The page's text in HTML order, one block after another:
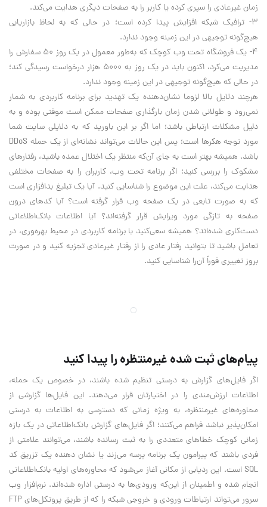
زمان غیرعادی را سپری کرده یا کاربر را به صفحات دیگری هدایت می‌کند.
3- ترافیک شبکه افزایش پیدا کرده است؛ در حالی که به لحاظ بازاریابی
هیچ‌گونه توجیهی در این زمینه وجود ندارد.
4- یک فروشگاه تحت وب کوچک که به‌طور معمول در یک روز 50 سفارش را
مدیریت می‌کرد، اکنون باید در یک روز به 5000 هزار درخواست رسیدگی کند؛
در حالی که هیچ‌گونه توجیهی در این زمینه وجود ندارد.
هرچند دلایل بالا لزوما نشان‌دهنده یک تهدید برای برنامه کاربردی به شمار
نمی‌رود و طولانی شدن زمان بارگذاری صفحات ممکن است موقتی بوده و به
دلیل مشکلات ارتباطی باشد؛ اما اگر بر این باورید که به دلایلی سایت شما
مورد توجه هکرها است؛ پس این حالات می‌تواند نشانه‌ای از یک حمله DDoS
باشد. همیشه بهتر است به جای آن‌که منتظر یک اختلال عمده باشید، رفتارهای
مشکوک را بررسی کنید؛ اگر برنامه تحت وب، کاربران را به صفحات مختلفی
هدایت می‌کند، علت این موضوع را شناسایی کنید. آیا یک تبلیغ بدافزاری است
که به صورت تابعی در یک صفحه وب قرار گرفته است؟ آیا کدهای درون
صفحه به تازگی مورد ویرایش قرار گرفته‌اند؟ آیا اطلاعات بانک‌اطلاعاتی
دست‌کاری شده‌اند؟ همیشه سعی‌کنید با برنامه کاربردی در محیط بهره‌وری، در
تعامل باشید تا بتوانید رفتار عادی را از رفتار غیرعادی تجزیه کنید و در صورت
بروز تغییری فوراً آن‌را شناسایی کنید.
پیام‌های ثبت شده غیرمنتظره را پیدا کنید
اگر فایل‌های گزارش به درستی تنظیم شده باشند، در خصوص یک حمله،
اطلاعات ارزش‌مندی را در اختیارتان قرار می‌دهند. این فایل‌ها گزارشی از
محاوره‌های غیرمنتظره، به ویژه زمانی که دسترسی به اطلاعات به درستی
امکان‌پذیر نباشد فراهم می‌کنند؛ اگر فایل‌های گزارش بانک‌اطلاعاتی در یک بازه
زمانی کوچک خطاهای متعددی را به ثبت رسانده باشند، می‌توانند علامتی از
فردی باشند که پیرامون یک برنامه پرسه می‌زند یا نشان دهنده یک تزریق کد
SQL است. این ردیابی از مکانی آغاز می‌شود که محاوره‌های اولیه بانک‌اطلاعاتی
انجام شده و اطمینان از این‌که ورودی‌ها به درستی اداره شده‌اند. نرم‌افزار وب
سرور می‌تواند ارتباطات ورودی و خروجی شبکه را که از طریق پروتکل‌های FTP